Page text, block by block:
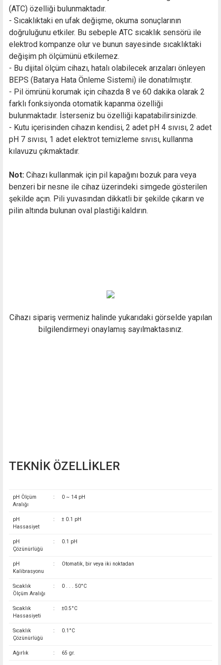
(ATC) özelliği bulunmaktadır.
- Sıcaklıktaki en ufak değişme, okuma sonuçlarının
doğruluğunu etkiler. Bu sebeple ATC sıcaklık sensörü ile
elektrod kompanze olur ve bunun sayesinde sıcaklıktaki
değişim ph ölçümünü etkilemez.
- Bu dijital ölçüm cihazı, hatalı olabilecek arızaları önleyen
BEPS (Batarya Hata Önleme Sistemi) ile donatılmıştır.
- Pil ömrünü korumak için cihazda 8 ve 60 dakika olarak 2
farklı fonksiyonda otomatik kapanma özelliği
bulunmaktadır. İsterseniz bu özelliği kapatabilirsinizde.
- Kutu içerisinden cihazın kendisi, 2 adet pH 4 sıvısı, 2 adet
pH 7 sıvısı, 1 adet elektrot temizleme sıvısı, kullanma
kılavuzu çıkmaktadır.
Not: Cihazı kullanmak için pil kapağını bozuk para veya
benzeri bir nesne ile cihaz üzerindeki simgede gösterilen
şekilde açın. Pili yuvasından dikkatli bir şekilde çıkarın ve
pilin altında bulunan oval plastiği kaldırın.
Cihazı sipariş vermeniz halinde yukarıdaki görselde yapılan
bilgilendirmeyi onaylamış sayılmaktasınız.
TEKNİK ÖZELLİKLER
pH Ölçüm
Aralığı
: 0 ~ 14 pH
pH
Hassasiyet
: ± 0.1 pH
pH
Çözünürlüğü
: 0.1 pH
pH
Kalibrasyonu
: Otomatik, bir veya iki noktadan
Sıcaklık
Ölçüm Aralığı
: 0 . . . 50°C
Sıcaklık
Hassasiyeti
: ±0.5°C
Sıcaklık
Çözünürlüğü
: 0.1°C
Ağırlık : 65 gr.